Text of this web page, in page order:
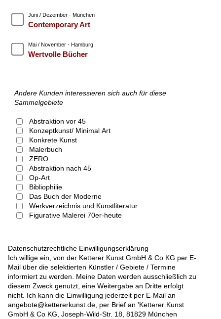
Juni / Dezember - München
Contemporary Art
Mai / November - Hamburg
Wertvolle Bücher
Andere Kunden interessieren sich auch für diese
Sammelgebiete
Abstraktion vor 45
Konzeptkunst/ Minimal Art
Konkrete Kunst
Malerbuch
ZERO
Abstraktion nach 45
Op-Art
Bibliophilie
Das Buch der Moderne
Werkverzeichnis und Kunstliteratur
Figurative Malerei 70er-heute
Datenschutzrechtliche Einwilligungserklärung
Ich willige ein, von der Ketterer Kunst GmbH & Co KG per E-
Mail über die selektierten Künstler / Gebiete / Termine
informiert zu werden. Meine Daten werden ausschließlich zu
diesem Zweck genutzt, eine Weitergabe an Dritte erfolgt
nicht. Ich kann die Einwilligung jederzeit per E-Mail an
angebote@kettererkunst.de, per Brief an 'Ketterer Kunst
GmbH & Co KG, Joseph-Wild-Str. 18, 81829 München